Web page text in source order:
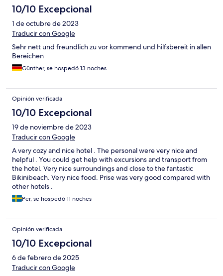
10/10 Excepcional
1 de octubre de 2023
Traducir con Google
Sehr nett und freundlich zu vor kommend und hilfsbereit in allen
Bereichen
Günther, se hospedó 13 noches
Opinión verificada
10/10 Excepcional
19 de noviembre de 2023
Traducir con Google
A very cozy and nice hotel . The personal were very nice and
helpful . You could get help with excursions and transport from
the hotel. Very nice surroundings and close to the fantastic
Bikinibeach. Very nice food. Prise was very good compared with
other hotels .
Per, se hospedó 11 noches
Opinión verificada
10/10 Excepcional
6 de febrero de 2025
Traducir con Google